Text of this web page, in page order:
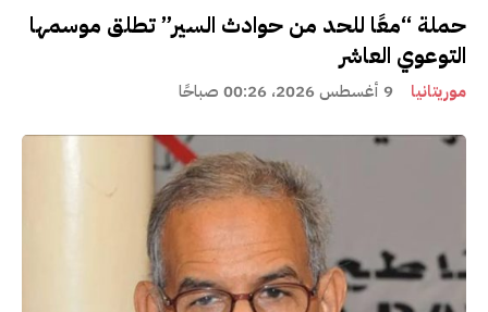
حملة “معًا للحد من حوادث السير” تطلق موسمها
التوعوي العاشر
موريتانيا 9 أغسطس 2026، 00:26 صباحًا